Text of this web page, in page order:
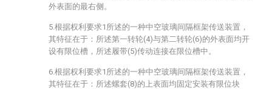
外表面的最右侧。
5.根据权利要求1所述的一种中空玻璃间隔框架传送装置，
其特征在于：所述第一转轮(4)与第二转轮(6)的外表面均开
设有限位槽，所述履带(5)传动连接在限位槽中。
6.根据权利要求1所述的一种中空玻璃间隔框架传送装置，
其特征在于：所述螺套(8)的上表面均固定安装有限位块